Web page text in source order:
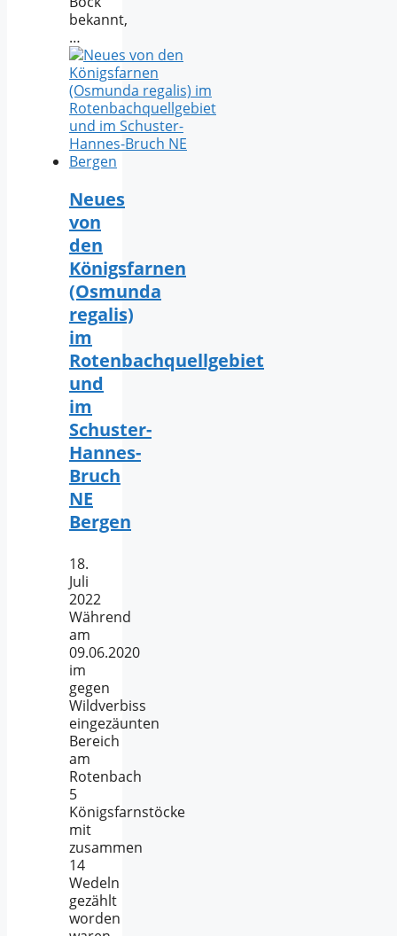
bekannt,
…
Neues
von
den
Königsfarnen
(Osmunda
regalis)
im
Rotenbachquellgebiet
und
im
Schuster-
Hannes-
Bruch
NE
Bergen
18.
Juli
2022
Während
am
09.06.2020
im
gegen
Wildverbiss
eingezäunten
Bereich
am
Rotenbach
5
Königsfarnstöcke
mit
zusammen
14
Wedeln
gezählt
worden